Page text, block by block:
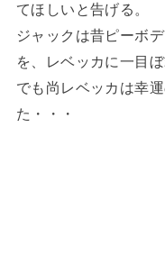
てほしいと告げる。
ジャックは昔ピーボ
を、レベッカに一目
でも尚レベッカは幸
た・・・